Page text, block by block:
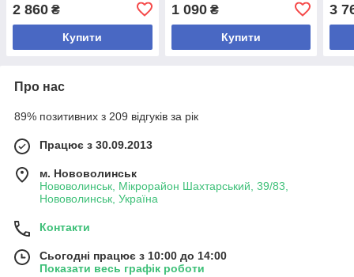
комбайн для тіста та
крему
2 860 ₴
Купити
чоппер для м’яса овочів
горіхів льоду
1 090₴
Купити
3
Про нас
89% позитивних з 209 відгуків за рік
Працює з 30.09.2013
м. Нововолинськ
Нововолинськ, Мікрорайон Шахтарський, 39/83,
Нововолинськ, Україна
Контакти
Сьогодні працює з 10:00 до 14:00
Показати весь графік роботи